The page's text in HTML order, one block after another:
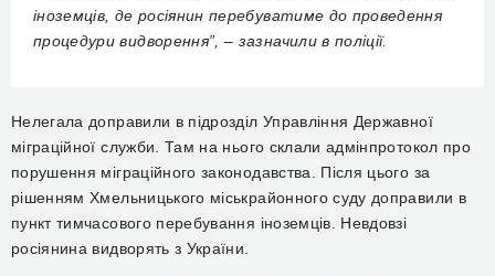
іноземців, де росіянин перебуватиме до проведення
процедури видворення”, – зазначили в поліції.
Нелегала доправили в підрозділ Управління Державної
міграційної служби. Там на нього склали адмінпротокол про
порушення міграційного законодавства. Після цього за
рішенням Хмельницького міськрайонного суду доправили в
пункт тимчасового перебування іноземців. Невдовзі
росіянина видворять з України.